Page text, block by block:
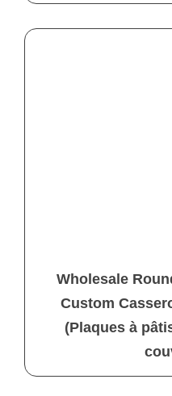
Wholesale
Custom
(Plaques à